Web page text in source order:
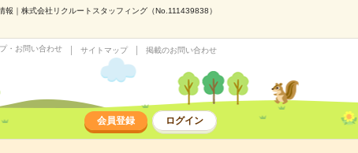
｜株式会社リクルートスタッフィング（No.111439838）
・お問い合わせ サイトマップ 掲載のお問い合わせ
会員登録 ログイン